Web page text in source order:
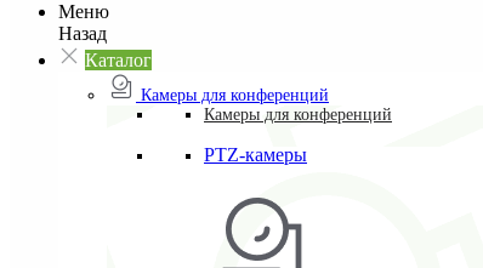
Меню
Назад
Каталог
Камеры для конференций
Камеры для конференций
PTZ-камеры